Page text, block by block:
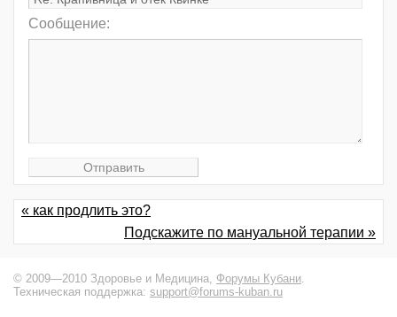
Сообщение:
« как продлить это?
Подскажите по мануальной терапии »
© 2009—2010 Здоровье и Медицина, Форумы Кубани.
Техническая поддержка: support@forums-kuban.ru